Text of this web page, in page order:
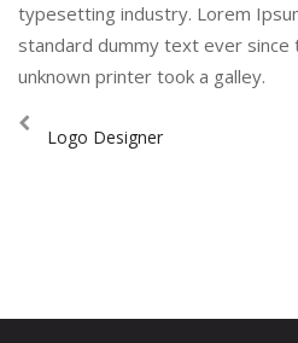
typesetting industry. Lorem
standard dummy text ever since
unknown printer took a galley.
Logo Designer